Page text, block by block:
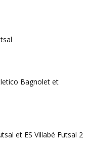
Bagnolet et
et ES Villabé Futsal 2